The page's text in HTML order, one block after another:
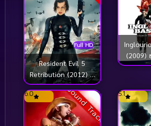
Full HD
Resident Evil 5
Retribution (2012) ผี
ชีวะ 5 สงครามไวรัสล้าง
นรก
(2009)
เ
Sound Track
6.0 5.1